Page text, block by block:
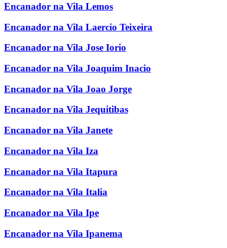
Encanador na Vila Lemos
Encanador na Vila Laercio Teixeira
Encanador na Vila Jose Iorio
Encanador na Vila Joaquim Inacio
Encanador na Vila Joao Jorge
Encanador na Vila Jequitibas
Encanador na Vila Janete
Encanador na Vila Iza
Encanador na Vila Itapura
Encanador na Vila Italia
Encanador na Vila Ipe
Encanador na Vila Ipanema